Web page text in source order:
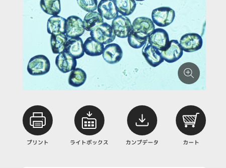
プリント ライトボックス カンプデータ カート